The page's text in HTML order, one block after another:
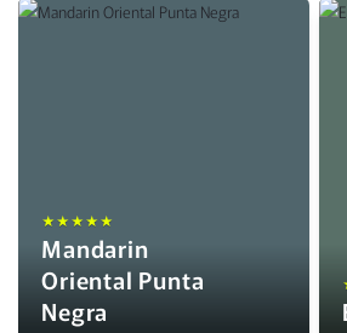
★★★★★
Mandarin
Oriental Punta
Negra